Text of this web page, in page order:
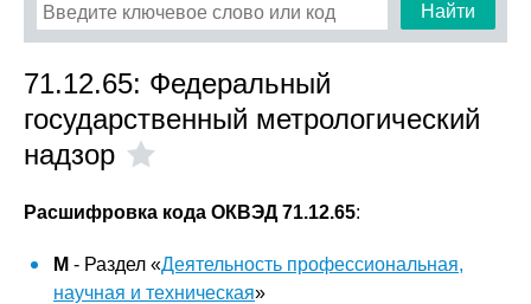
Найти
71.12.65: Федеральный
государственный метрологический
надзор
Расшифровка кода ОКВЭД 71.12.65:
M - Раздел «Деятельность профессиональная,
научная и техническая»